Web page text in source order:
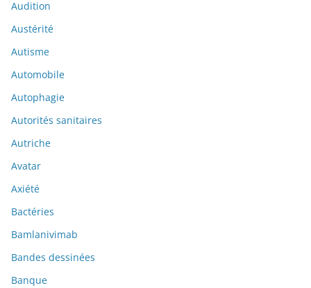
Audition
Austérité
Autisme
Automobile
Autophagie
Autorités sanitaires
Autriche
Avatar
Axiété
Bactéries
Bamlanivimab
Bandes dessinées
Banque